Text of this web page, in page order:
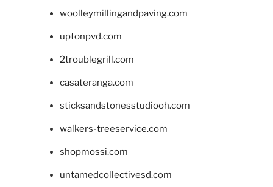
woolleymillingandpaving.com
uptonpvd.com
2troublegrill.com
casateranga.com
sticksandstonesstudiooh.com
walkers-treeservice.com
shopmossi.com
untamedcollectivesd.com